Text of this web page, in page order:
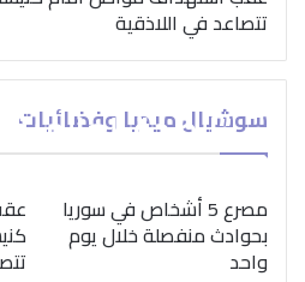
تتصاعد في اللاذقية
سوشيال ميديا وفضائيات
بمناسبة اليوم
“الصحة العالمية”
ضرورة اتباع
لمواجهة إدمان
مصرع 5 أشخاص في سوريا
بحوادث منفصلة خلال يوم
واحد